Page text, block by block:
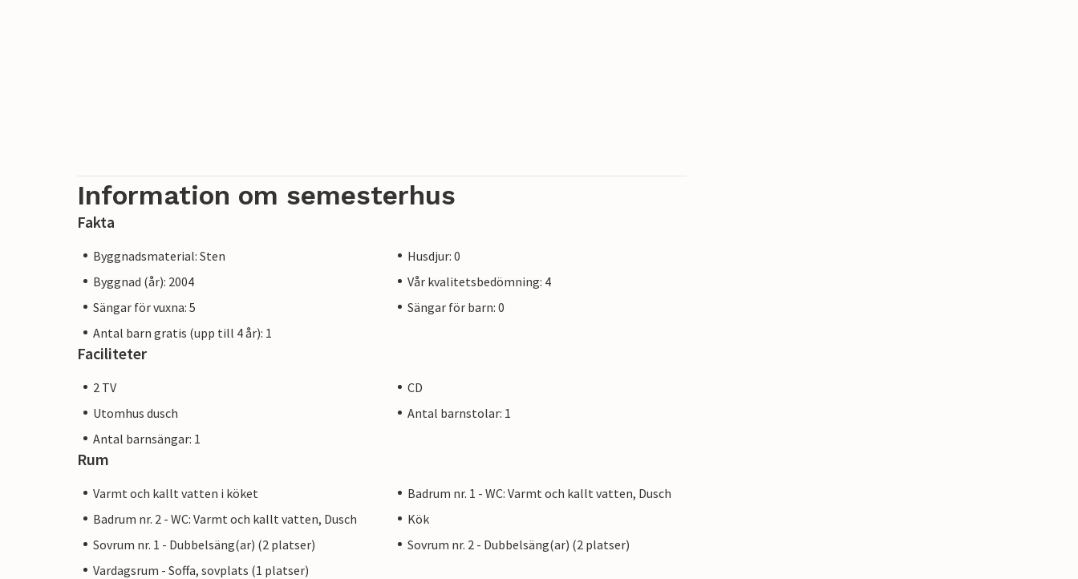
Information om semesterhus
Fakta
Byggnadsmaterial: Sten
Husdjur: 0
Byggnad (år): 2004
Vår kvalitetsbedömning: 4
Sängar för vuxna: 5
Sängar för barn: 0
Antal barn gratis (upp till 4 år): 1
Faciliteter
2 TV
CD
Utomhus dusch
Antal barnstolar: 1
Antal barnsängar: 1
Rum
Varmt och kallt vatten i köket
Badrum nr. 1 - WC: Varmt och kallt vatten, Dusch
Badrum nr. 2 - WC: Varmt och kallt vatten, Dusch
Kök
Sovrum nr. 1 - Dubbelsäng(ar) (2 platser)
Sovrum nr. 2 - Dubbelsäng(ar) (2 platser)
Vardagsrum - Soffa, sovplats (1 platser)